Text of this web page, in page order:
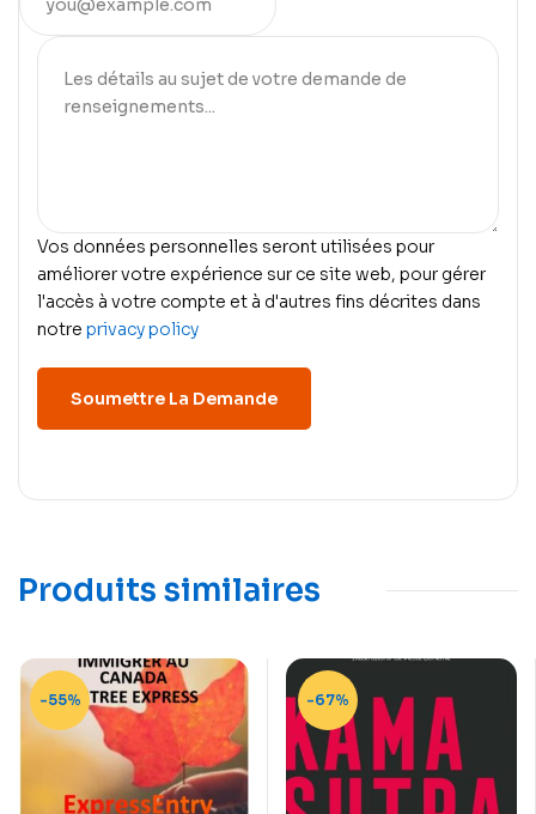
Vos données personnelles seront utilisées pour
améliorer votre expérience sur ce site web, pour gérer
l'accès à votre compte et à d'autres fins décrites dans
notre privacy policy
Produits similaires
-55% -67%